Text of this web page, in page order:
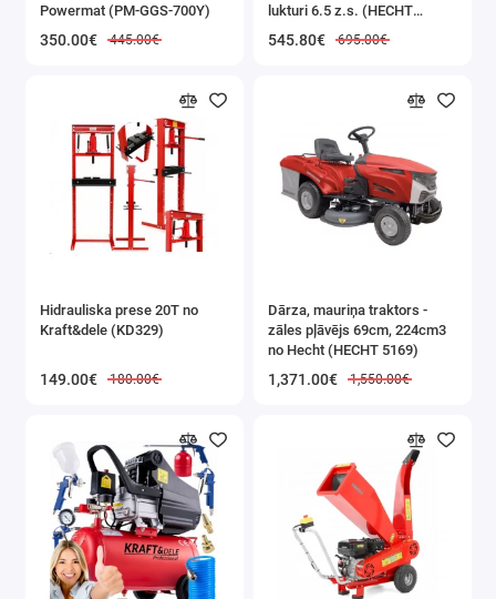
Powermat (PM-GGS-700Y)
350.00€ 445.00€
lukturi 6.5 z.s. (HECHT
545.80€ 695.00€
Hidrauliska prese 20T no
Kraft&dele (KD329)
149.00€ 180.00€
Dārza, mauriņa traktors -
zāles pļāvējs 69cm, 224cm3
no Hecht (HECHT 5169)
1,371.00€ 1,550.00€